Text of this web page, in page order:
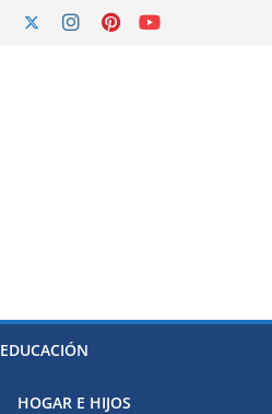
EDUCACIÓN
HOGAR E HIJOS